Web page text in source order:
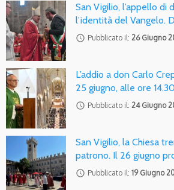
San Vigilio, l’appello di
l’identità del Vangelo.
access_time Pubblicato il: 26 Giugno
L’addio a don Carlo
25 giugno, alle ore
access_time Pubblicato il: 24 Giugno
San Vigilio, la Chiesa
patrono. Il 26 giugno
access_time Pubblicato il: 19 Giugno